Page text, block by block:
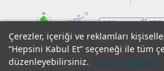
Çerezler, içeriği ve reklamları
“Hepsini Kabul Et” seçeneği ile tüm
düzenleyebilirsiniz. Çerez Politikası
Yasal Uyarılar Çerez Politikamız